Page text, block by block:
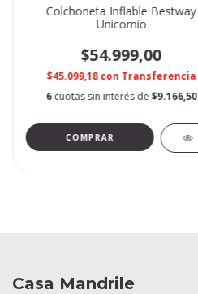
Colchoneta Inflable Bestway
Unicornio
$54.999,00
$45.099,18con Transferencia
6 cuotas sin interés de$9.166,50
Casa Mandrile